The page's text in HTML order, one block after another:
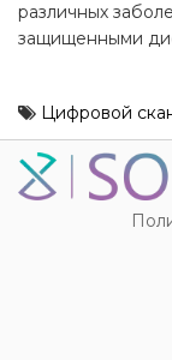
различных
защищенными
Цифровой